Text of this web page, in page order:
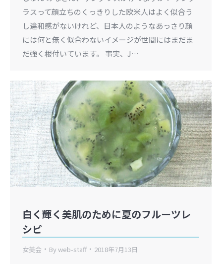
ラスって顔立ちのくっきりした欧米人はよく似合う
し違和感がないけれど、日本人のようなあっさり顔
には何と無く似合わないイメージが世間にはまだま
だ強く根付いています。 事実、J…
白く輝く美肌のために夏のフルーツレ
シピ
女美会 Byweb-staff 2018年7月13日